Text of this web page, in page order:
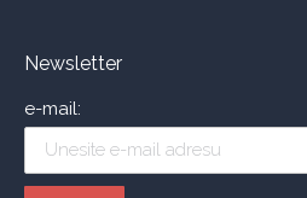
Newsletter
e-mail: